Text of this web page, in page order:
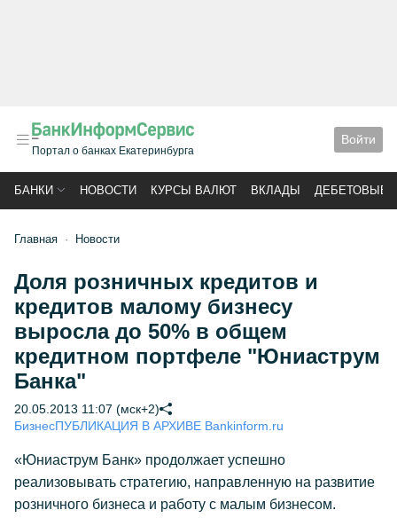
Портал о банках Екатеринбурга
Войти
БАНКИ НОВОСТИ КУРСЫ ВАЛЮТ ВКЛАДЫ ДЕБЕТОВЫЕ
Главная Новости
Доля розничных кредитов и
кредитов малому бизнесу
выросла до 50% в общем
кредитном портфеле "Юниаструм
Банка"
20.05.2013 11:07 (мск+2)
БизнесПУБЛИКАЦИЯ В АРХИВЕ Bankinform.ru
«Юниаструм Банк» продолжает успешно
реализовывать стратегию, направленную на развитие
розничного бизнеса и работу с малым бизнесом.